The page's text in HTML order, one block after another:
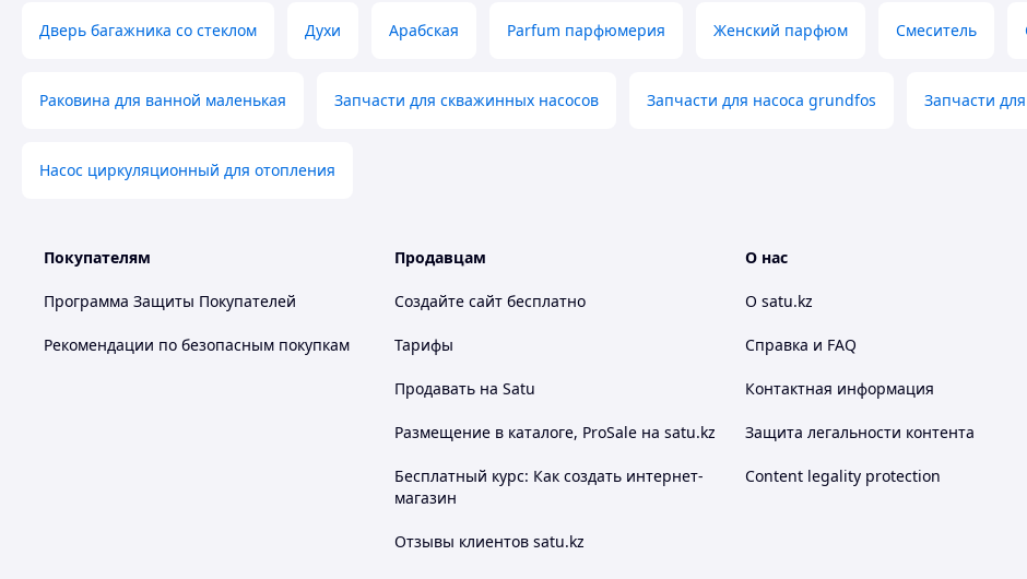
Дверь багажника со стеклом Духи Арабская Parfum парфюмерия Женский парфюм Смеситель
Раковина для ванной маленькая Запчасти для скважинных насосов Запчасти для насоса grundfos Запчасти
Насос циркуляционный для отопления
Покупателям
Программа Защиты Покупателей
Рекомендации по безопасным покупкам
Продавцам
Создайте сайт бесплатно
Тарифы
Продавать на Satu
Размещение в каталоге, ProSale на satu.kz
Бесплатный курс: Как создать интернет-
магазин
Отзывы клиентов satu.kz
О нас
О satu.kz
Справка и FAQ
Контактная информация
Защита легальности контента
Content legality protection